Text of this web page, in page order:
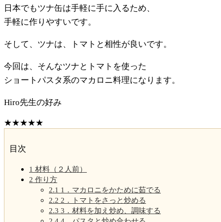
日本でもツナ缶は手軽に手に入るため、
手軽に作りやすいです。
そして、ツナは、トマトと相性が良いです。
今回は、そんなツナとトマトを使った
ショートパスタ系のマカロニ料理になります。
Hiro先生の好み
★★★★★
目次
1 材料（２人前）
2 作り方
2.1 1．マカロニをかために茹でる
2.2 2．トマトをさっと炒める
2.3 3．材料を加え炒め、調味する